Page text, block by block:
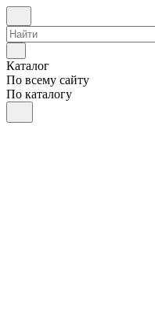
Каталог
По всему сайту
По каталогу